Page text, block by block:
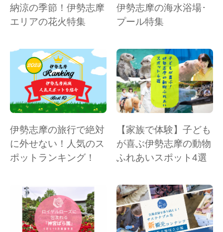
納涼の季節！伊勢志摩
エリアの花火特集
伊勢志摩の海水浴場･
プール特集
伊勢志摩の旅行で絶対
に外せない！人気のス
ポットランキング！
【家族で体験】子ども
が喜ぶ伊勢志摩の動物
ふれあいスポット4選